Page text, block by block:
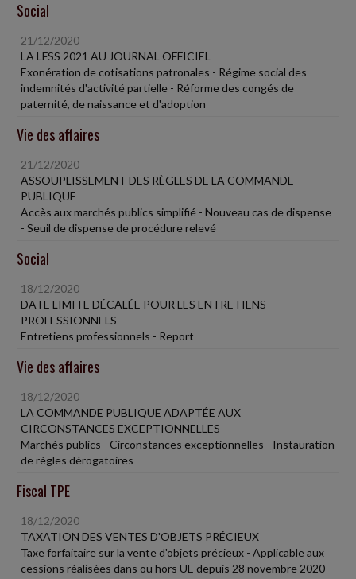
Social
21/12/2020
LA LFSS 2021 AU JOURNAL OFFICIEL
Exonération de cotisations patronales - Régime social des
indemnités d'activité partielle - Réforme des congés de
paternité, de naissance et d'adoption
Vie des affaires
21/12/2020
ASSOUPLISSEMENT DES RÈGLES DE LA COMMANDE
PUBLIQUE
Accès aux marchés publics simplifié - Nouveau cas de dispense
- Seuil de dispense de procédure relevé
Social
18/12/2020
DATE LIMITE DÉCALÉE POUR LES ENTRETIENS
PROFESSIONNELS
Entretiens professionnels - Report
Vie des affaires
18/12/2020
LA COMMANDE PUBLIQUE ADAPTÉE AUX
CIRCONSTANCES EXCEPTIONNELLES
Marchés publics - Circonstances exceptionnelles - Instauration
de règles dérogatoires
Fiscal TPE
18/12/2020
TAXATION DES VENTES D'OBJETS PRÉCIEUX
Taxe forfaitaire sur la vente d'objets précieux - Applicable aux
cessions réalisées dans ou hors UE depuis 28 novembre 2020